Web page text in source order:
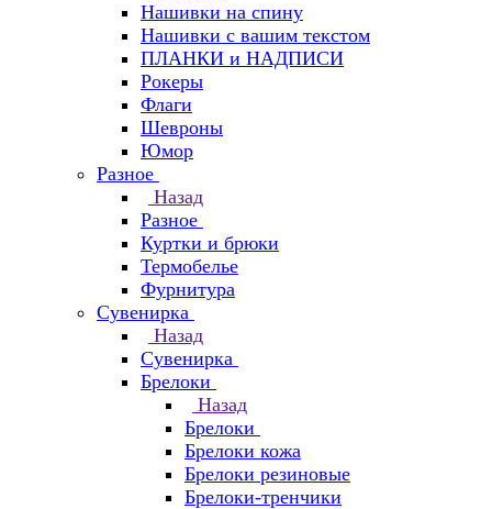
Нашивки на спину
Нашивки с вашим текстом
ПЛАНКИ и НАДПИСИ
Рокеры
Флаги
Шевроны
Юмор
Разное
Назад
Разное
Куртки и брюки
Термобелье
Фурнитура
Сувенирка
Назад
Сувенирка
Брелоки
Назад
Брелоки
Брелоки кожа
Брелоки резиновые
Брелоки-тренчики